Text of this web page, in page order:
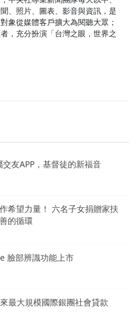
、照片、圖表、影音與資訊，是
象從媒體客戶擴大為閱聽大眾；
，充分扮演「台灣之眼，世界之
友APP，基督徒的新福音
希望力量！ 六名子女捐贈家扶
的循環
臉部辨識功能上市
最大規模國際銀團社會貸款